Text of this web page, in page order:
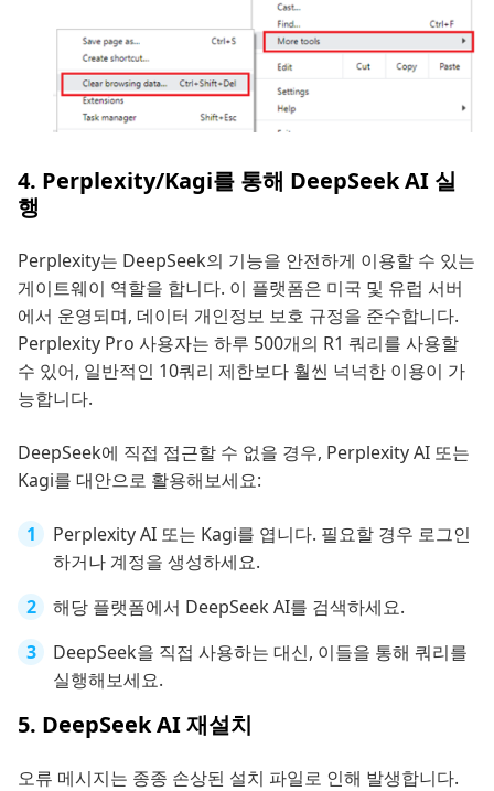
4. Perplexity/Kagi를 통해 DeepSeek AI 실
행
Perplexity는 DeepSeek의 기능을 안전하게 이용할 수 있는
게이트웨이 역할을 합니다. 이 플랫폼은 미국 및 유럽 서버
에서 운영되며, 데이터 개인정보 보호 규정을 준수합니다.
Perplexity Pro 사용자는 하루 500개의 R1 쿼리를 사용할
수 있어, 일반적인 10쿼리 제한보다 훨씬 넉넉한 이용이 가
능합니다.
DeepSeek에 직접 접근할 수 없을 경우, Perplexity AI 또는
Kagi를 대안으로 활용해보세요:
Perplexity AI 또는 Kagi를 엽니다. 필요할 경우 로그인
하거나 계정을 생성하세요.
해당 플랫폼에서 DeepSeek AI를 검색하세요.
DeepSeek을 직접 사용하는 대신, 이들을 통해 쿼리를
실행해보세요.
5. DeepSeek AI 재설치
오류 메시지는 종종 손상된 설치 파일로 인해 발생합니다.